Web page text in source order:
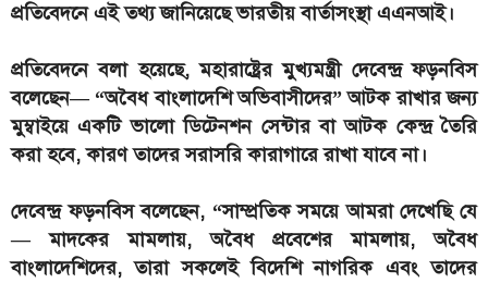
প্রতিবেদনে এই তথ্য জানিয়েছে ভারতীয় বার্তাসংস্থা এএনআই।
প্রতিবেদনে বলা হয়েছে, মহারাষ্ট্রের মুখ্যমন্ত্রী দেবেন্দ্র ফড়নবিস
বলেছেন— “অবৈধ বাংলাদেশি অভিবাসীদের” আটক রাখার জন্য
মুম্বাইয়ে একটি ভালো ডিটেনশন সেন্টার বা আটক কেন্দ্র তৈরি
করা হবে, কারণ তাদের সরাসরি কারাগারে রাখা যাবে না।
দেবেন্দ্র ফড়নবিস বলেছেন, “সাম্প্রতিক সময়ে আমরা দেখেছি যে
— মাদকের মামলায়, অবৈধ প্রবেশের মামলায়, অবৈধ
বাংলাদেশিদের, তারা সকলেই বিদেশি নাগরিক এবং তাদের